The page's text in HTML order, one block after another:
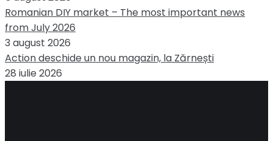
Romanian DIY market – The most important news
from July 2026
3 august 2026
Action deschide un nou magazin, la Zărnești
28 iulie 2026